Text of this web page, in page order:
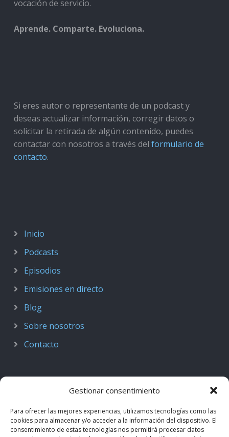
Gestionar consentimiento
Para ofrecer las mejores experiencias, utilizamos tecnologías como las
cookies para almacenar y/o acceder a la información del dispositivo. El
consentimiento de estas tecnologías nos permitirá procesar datos
vocación de servicio.
Aprende. Comparte. Evoluciona.
Si eres autor o representante de un podcast y
deseas actualizar información, corregir datos o
solicitar la retirada de algún contenido, puedes
contactar con nosotros a través del formulario de
contacto.
Inicio
Podcasts
Episodios
Emisiones en directo
Blog
Sobre nosotros
Contacto